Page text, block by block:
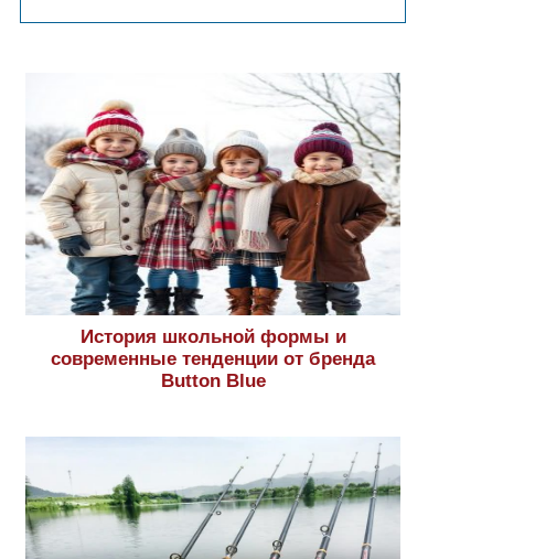
История школьной формы и
современные тенденции от бренда
Button Blue